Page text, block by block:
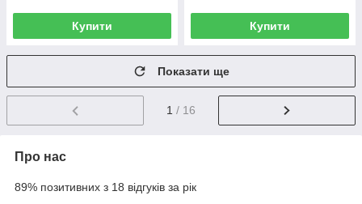
Купити Купити
Показати ще
1 / 16
Про нас
89% позитивних з 18 відгуків за рік